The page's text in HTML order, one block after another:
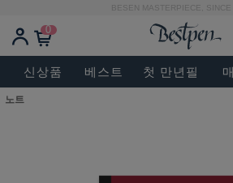
BESEN MASTERPIECE, SINCE
0
신상품 베스트 첫 만년필
노트